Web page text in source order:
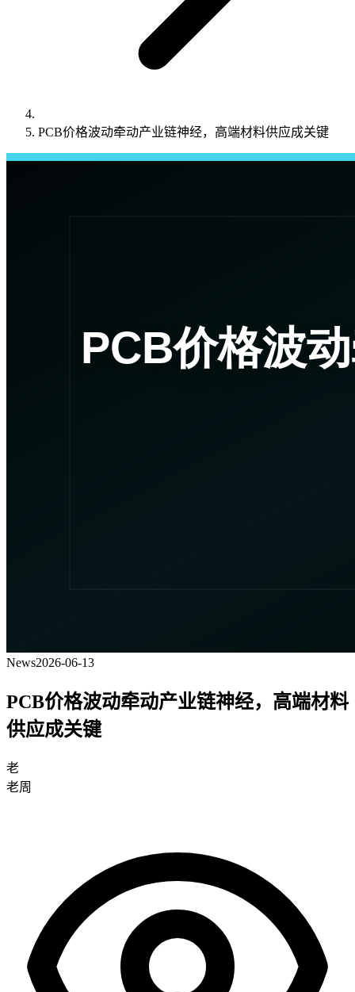
PCB价格波动牵动产业链神经，高端材料供应成关键
News2026-06-13
PCB价格波动牵动产业链神经，高端材料
供应成关键
老
老周